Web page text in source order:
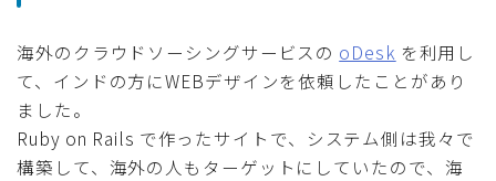
海外のクラウドソーシングサービスの oDesk を利用し
て、インドの方にWEBデザインを依頼したことがあり
ました。
Ruby on Rails で作ったサイトで、システム側は我々で
構築して、海外の人もターゲットにしていたので、海